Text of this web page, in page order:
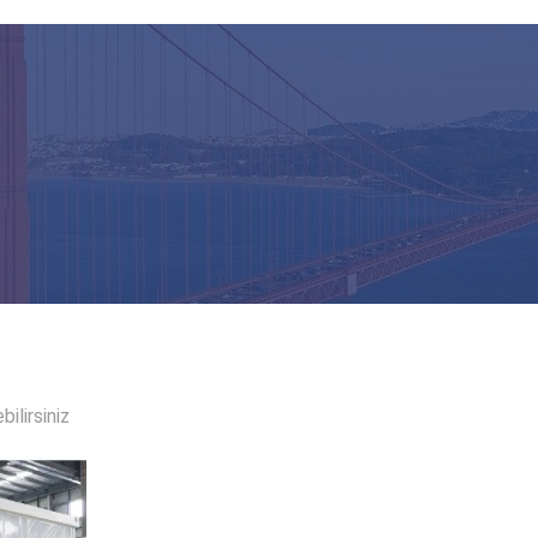
için Prefabrik Atölye Bina Tasarımı
Metal Atölyesi Modüler Depo
Sığır / Koyun Sığır / Domuz Evi için Özel